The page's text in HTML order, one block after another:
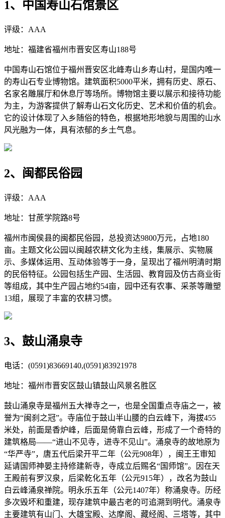
1、中国寿山石馆景区
评级：AAA
地址：福建省福州市晋安区寿山188号
中国寿山石馆位于福州晋安区北峰寿山乡寿山村，是国内唯一
的寿山石专业博物馆。建筑面积5000平米，拥有历史、原石、
名家名雕展厅和休息厅等场所。博物馆主要以展示和接待功能
为主，为游客提供了解寿山石文化历史、艺术和价值的机会。
它的设计体现了入乡随俗的特色，根据地形地貌与周围的山水
风光融为一体，具有浓郁的乡土气息。
2、闽都民俗园
评级：AAA
地址：甘蔗学院路8号
福州市闽侯县的闽都民俗园，总投资达9800万元，占地180
亩。主题文化公园以闽越农耕文化为主线，集展示、实物展
示、多媒体运用、互动体验等于一身，呈现出了福州明清时期
的民俗特征。公园包括生产园、生活园、教育园及仿古商业街
等组成，其中生产园占地约54亩，园中还有农事、采茶等雕塑
13组，展现了丰富的农耕习惯。
3、鼓山涌泉寺
电话：(0591)83669140,(0591)83921978
地址：福州市晋安区鼓山镇鼓山风景名胜区
鼓山涌泉寺是福州五大禅寺之一，也是全国重点寺庙之一，被
誉为“闽刹之冠”。寺庙位于鼓山半山腰的白云峰下，海拔455
米处，前面是香炉峰，后面是倚靠白云峰，形成了一个奇特的
建筑格局——“进山不见寺，进寺不见山”。涌泉寺的故地原为
“华严寺”，唐五代后梁开平二年（公元908年），闽王王审知
延请国师神晏主持修建新寺，寺成立后赐名“国师馆”。因在天
王殿前有罗汉泉，后梁乾化五年（公元915年），改名为鼓山
白云峰涌泉禅院。明永乐五年（公元1407年）称涌泉寺。历经
多次毁坏和重建，现存建筑中最古老的可追溯到明代。涌泉寺
主要建筑有山门、大雄宝殿、达摩阁、藏经阁、三塔等，其中